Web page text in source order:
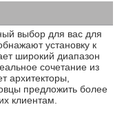
выбор для вас для
установку к
широкий диапазон
сочетание из
архитекторы,
предложить более
клиентам.